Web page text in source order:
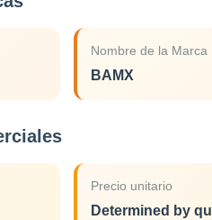
Nombre de la Marca
BAMX
Precio unitario
Determined by